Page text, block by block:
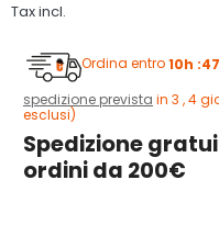
Tax incl.
Ordina entro10h
spedizione prevista in 3 , 4
esclusi)
Spedizione
ordini da 200€